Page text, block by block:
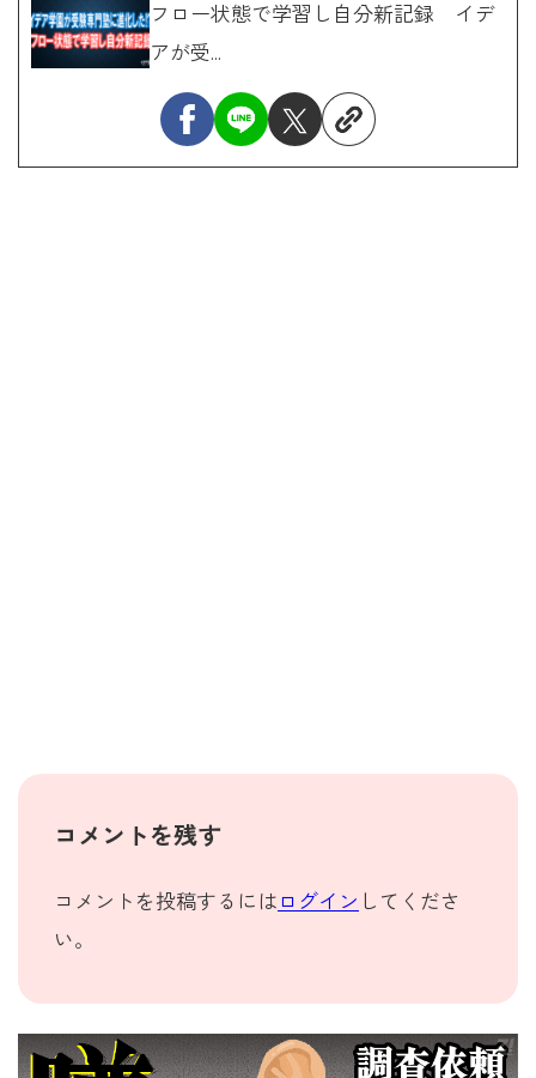
フロー状態で学習し自分新記録 イデ
アが受...
コメントを残す
コメントを投稿するには ログイン してくださ
い。